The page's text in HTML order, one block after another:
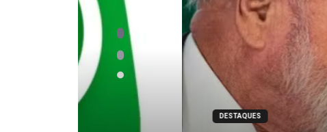
DESTAQUES